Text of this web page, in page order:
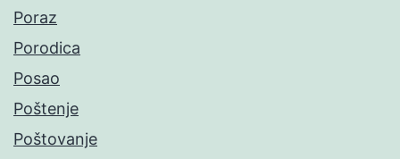
Poraz
Porodica
Posao
Poštenje
Poštovanje